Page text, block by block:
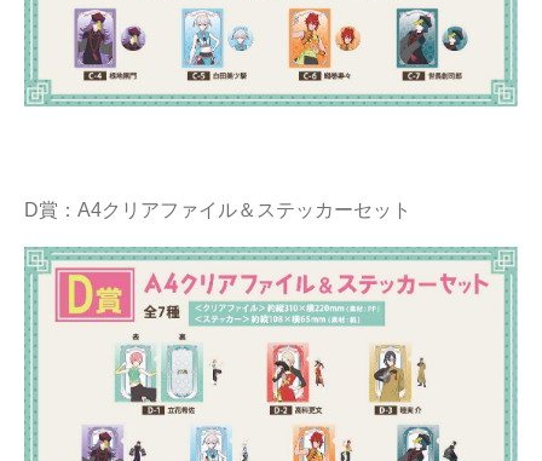
D賞：A4クリアファイル＆ステッカーセット